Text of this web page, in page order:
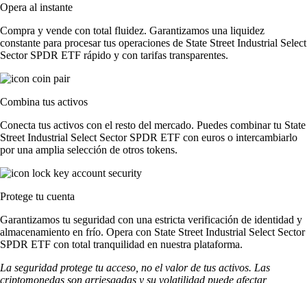
Opera al instante
Compra y vende con total fluidez. Garantizamos una liquidez
constante para procesar tus operaciones de State Street Industrial Select
Sector SPDR ETF rápido y con tarifas transparentes.
Combina tus activos
Conecta tus activos con el resto del mercado. Puedes combinar tu State
Street Industrial Select Sector SPDR ETF con euros o intercambiarlo
por una amplia selección de otros tokens.
Protege tu cuenta
Garantizamos tu seguridad con una estricta verificación de identidad y
almacenamiento en frío. Opera con State Street Industrial Select Sector
SPDR ETF con total tranquilidad en nuestra plataforma.
La seguridad protege tu acceso, no el valor de tus activos. Las
criptomonedas son arriesgadas y su volatilidad puede afectar